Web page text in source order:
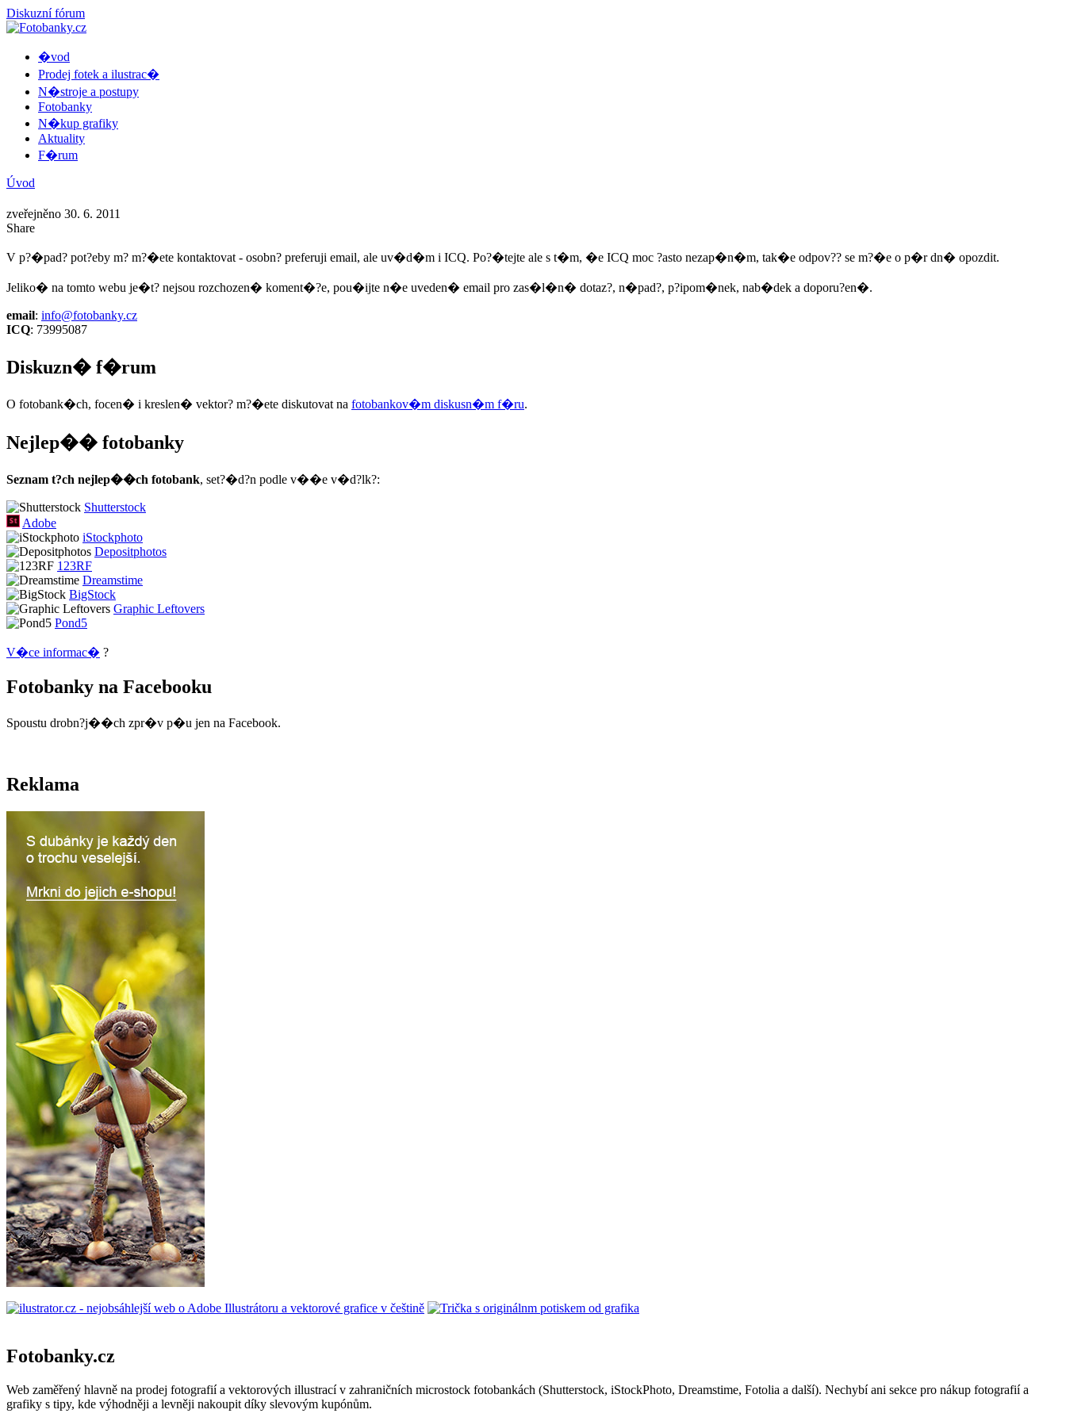
Diskuzní fórum
�vod
Prodej fotek a ilustrac�
N�stroje a postupy
Fotobanky
N�kup grafiky
Aktuality
F�rum
Úvod
zveřejněno 30. 6. 2011
Share
V p?�pad? pot?eby m? m?�ete kontaktovat - osobn? preferuji email, ale uv�d�m i ICQ. Po?�tejte ale s t�m, �e ICQ moc ?asto nezap�n�m, tak�e odpov?? se m?�e o p�r dn� opozdit.
Jeliko� na tomto webu je�t? nejsou rozchozen� koment�?e, pou�ijte n�e uveden� email pro zas�l�n� dotaz?, n�pad?, p?ipom�nek, nab�dek a doporu?en�.
email: info@fotobanky.cz
ICQ: 73995087
Diskuzn� f�rum
O fotobank�ch, focen� i kreslen� vektor? m?�ete diskutovat na fotobankov�m diskusn�m f�ru.
Nejlep�� fotobanky
Seznam t?ch nejlep��ch fotobank, set?�d?n podle v��e v�d?lk?:
Shutterstock
Adobe
iStockphoto
Depositphotos
123RF
Dreamstime
BigStock
Graphic Leftovers
Pond5
V�ce informac� ?
Fotobanky na Facebooku
Spoustu drobn?j��ch zpr�v p�u jen na Facebook.
Reklama
Fotobanky.cz
Web zaměřený hlavně na prodej fotografií a vektorových illustrací v zahraničních microstock fotobankách (Shutterstock, iStockPhoto, Dreamstime, Fotolia a další). Nechybí ani sekce pro nákup fotografií a
grafiky s tipy, kde výhodněji a levněji nakoupit díky slevovým kupónům.